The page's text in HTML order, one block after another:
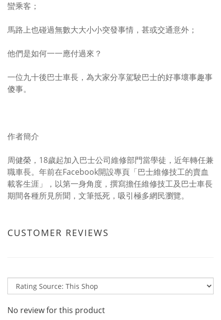
蠻乘客；
馬路上也碰過無數大大小小突發事情，甚或交通意外；
他們是如何一一應付過來？
一位九十後巴士車長，為大家分享駕駛巴士的好事壞事趣事
傻事。
作者簡介
周健榮，18歲起加入巴士公司維修部門當學徒，近年轉任兼
職車長。年前在Facebook開設專頁「巴士維修技工的賣血
載客生涯」，以第一身角度，撰寫擔任維修技工及巴士車長
期間各種所見所聞，文筆抵死，吸引極多網民瀏覽。
CUSTOMER REVIEWS
No review for this product